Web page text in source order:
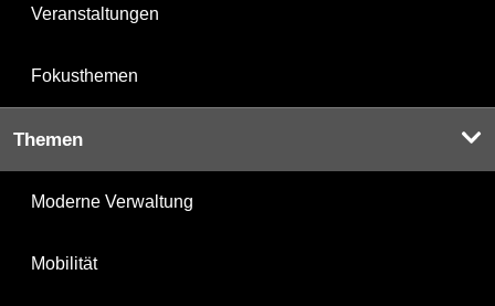
Veranstaltungen
Fokusthemen
Themen
Moderne Verwaltung
Mobilität